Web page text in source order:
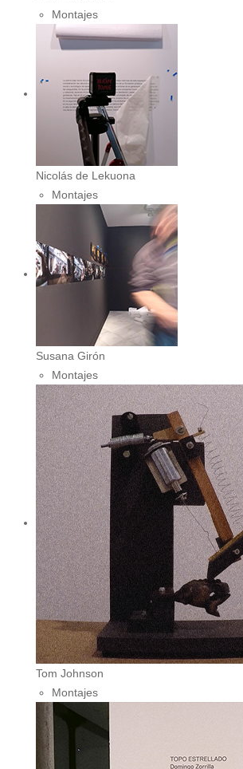
Montajes
Nicolás de Lekuona
Montajes
Susana Girón
Montajes
Tom Johnson
Montajes